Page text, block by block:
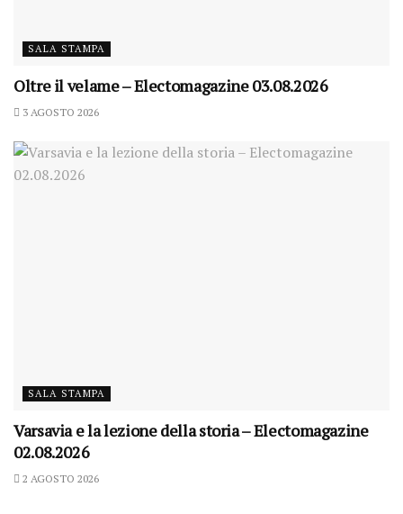
SALA STAMPA
Oltre il velame – Electomagazine 03.08.2026
3 AGOSTO 2026
SALA STAMPA
Varsavia e la lezione della storia – Electomagazine
02.08.2026
2 AGOSTO 2026